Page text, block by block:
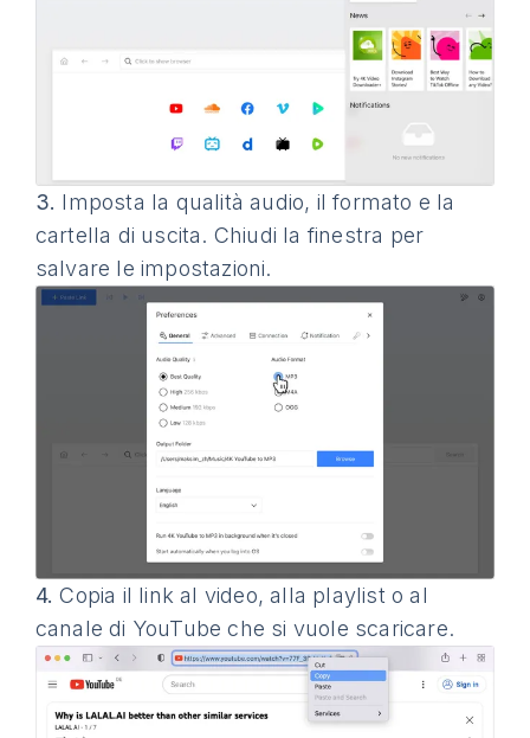
3. Imposta la qualità audio, il formato e la
cartella di uscita. Chiudi la finestra per
salvare le impostazioni.
4. Copia il link al video, alla playlist o al
canale di YouTube che si vuole scaricare.